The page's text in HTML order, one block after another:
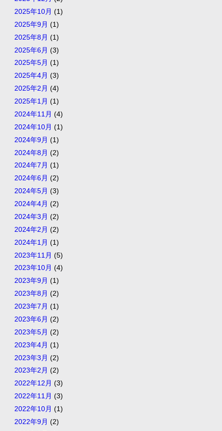
2025年10月 (1)
2025年9月 (1)
2025年8月 (1)
2025年6月 (3)
2025年5月 (1)
2025年4月 (3)
2025年2月 (4)
2025年1月 (1)
2024年11月 (4)
2024年10月 (1)
2024年9月 (1)
2024年8月 (2)
2024年7月 (1)
2024年6月 (2)
2024年5月 (3)
2024年4月 (2)
2024年3月 (2)
2024年2月 (2)
2024年1月 (1)
2023年11月 (5)
2023年10月 (4)
2023年9月 (1)
2023年8月 (2)
2023年7月 (1)
2023年6月 (2)
2023年5月 (2)
2023年4月 (1)
2023年3月 (2)
2023年2月 (2)
2022年12月 (3)
2022年11月 (3)
2022年10月 (1)
2022年9月 (2)